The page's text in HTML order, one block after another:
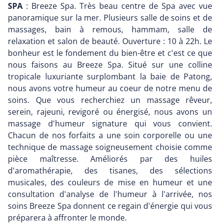
SPA : Breeze Spa. Très beau centre de Spa avec vue
panoramique sur la mer. Plusieurs salle de soins et de
massages, bain à remous, hammam, salle de
relaxation et salon de beauté. Ouverture : 10 à 22h. Le
bonheur est le fondement du bien-être et c'est ce que
nous faisons au Breeze Spa. Situé sur une colline
tropicale luxuriante surplombant la baie de Patong,
nous avons votre humeur au coeur de notre menu de
soins. Que vous recherchiez un massage rêveur,
serein, rajeuni, revigoré ou énergisé, nous avons un
massage d'humeur signature qui vous convient.
Chacun de nos forfaits a une soin corporelle ou une
technique de massage soigneusement choisie comme
pièce maîtresse. Améliorés par des huiles
d'aromathérapie, des tisanes, des sélections
musicales, des couleurs de mise en humeur et une
consultation d'analyse de l'humeur à l'arrivée, nos
soins Breeze Spa donnent ce regain d'énergie qui vous
préparera à affronter le monde.